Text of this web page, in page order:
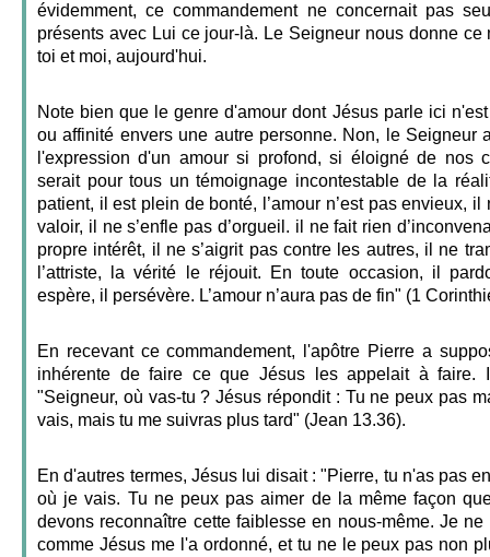
évidemment, ce commandement ne concernait pas
présents avec Lui ce jour-là. Le Seigneur nous donne ce
toi et moi, aujourd'hui.
Note bien que le genre d'amour dont Jésus parle ici
ou affinité envers une autre personne. Non, le Seigneur
l'expression d'un amour si profond, si éloigné de nos
serait pour tous un témoignage incontestable de la
patient, il est plein de bonté, l’amour n’est pas envieux,
valoir, il ne s’enfle pas d’orgueil. il ne fait rien
propre intérêt, il ne s’aigrit pas contre les autres, il ne
l’attriste, la vérité le réjouit. En toute occasion, il
espère, il persévère. L’amour n’aura pas de fin" (1
En recevant ce commandement, l'apôtre Pierre a
inhérente de faire ce que Jésus les appelait à faire.
"Seigneur, où vas-tu ? Jésus répondit : Tu ne peux pas
vais, mais tu me suivras plus tard" (Jean 13.36).
En d'autres termes, Jésus lui disait : "Pierre, tu n'as pas
où je vais. Tu ne peux pas aimer de la même façon
devons reconnaître cette faiblesse en nous-même. Je
comme Jésus me l'a ordonné, et tu ne le peux pas non